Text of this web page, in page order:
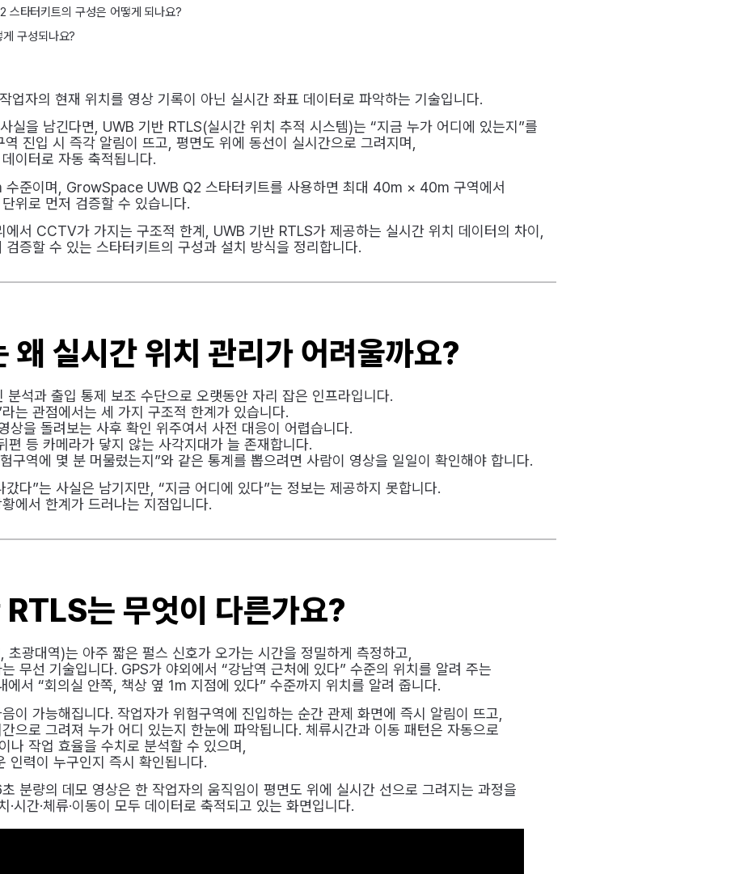
타터키트의 구성은 어떻게 되나요?
구성되나요?
업자의 현재 위치를 영상 기록이 아닌 실시간 좌표 데이터로 파악하는 기술입니다.
실을 남긴다면, UWB 기반 RTLS(실시간 위치 추적 시스템)는 “지금 누가 어디에 있는지”를
진입 시 즉각 알림이 뜨고, 평면도 위에 동선이 실시간으로 그려지며,
이터로 자동 축적됩니다.
준이며, GrowSpace UWB Q2 스타터키트를 사용하면 최대 40m × 40m 구역에서
위로 먼저 검증할 수 있습니다.
에서 CCTV가 가지는 구조적 한계, UWB 기반 RTLS가 제공하는 실시간 위치 데이터의 차이,
증할 수 있는 스타터키트의 구성과 설치 방식을 정리합니다.
실시간 위치 관리가 어려울까요?
석과 출입 통제 보조 수단으로 오랫동안 자리 잡은 인프라입니다.
는 관점에서는 세 가지 구조적 한계가 있습니다.
상을 돌려보는 사후 확인 위주여서 사전 대응이 어렵습니다.
편 등 카메라가 닿지 않는 사각지대가 늘 존재합니다.
구역에 몇 분 머물렀는지”와 같은 통계를 뽑으려면 사람이 영상을 일일이 확인해야 합니다.
다”는 사실은 남기지만, “지금 어디에 있다”는 정보는 제공하지 못합니다.
에서 한계가 드러나는 지점입니다.
는 무엇이 다른가요?
광대역)는 아주 짧은 펄스 신호가 오가는 시간을 정밀하게 측정하고,
무선 기술입니다. GPS가 야외에서 “강남역 근처에 있다” 수준의 위치를 알려 주는
에서 “회의실 안쪽, 책상 옆 1m 지점에 있다” 수준까지 위치를 알려 줍니다.
이 가능해집니다. 작업자가 위험구역에 진입하는 순간 관제 화면에 즉시 알림이 뜨고,
으로 그려져 누가 어디 있는지 한눈에 파악됩니다. 체류시간과 이동 패턴은 자동으로
나 작업 효율을 수치로 분석할 수 있으며,
인력이 누구인지 즉시 확인됩니다.
분량의 데모 영상은 한 작업자의 움직임이 평면도 위에 실시간 선으로 그려지는 과정을
·시간·체류·이동이 모두 데이터로 축적되고 있는 화면입니다.